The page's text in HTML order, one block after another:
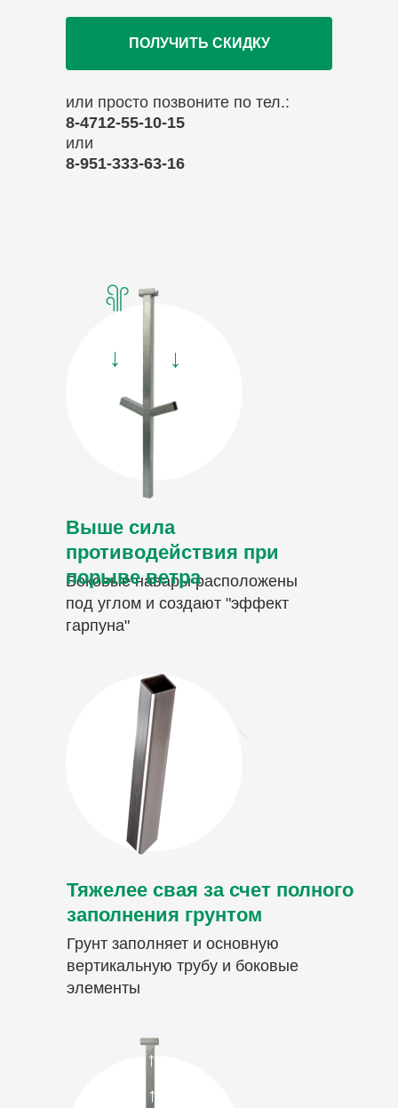
ПОЛУЧИТЬ СКИДКУ
или просто позвоните по тел.:
8-4712-55-10-15
или
8-951-333-63-16
Боковые навары расположены
под углом и создают "эффект
гарпуна"
Выше сила
противодействия при
порыве ветра
Грунт заполняет и основную
вертикальную трубу и боковые
элементы
Тяжелее свая за счет полного
заполнения грунтом
→ →
→
→